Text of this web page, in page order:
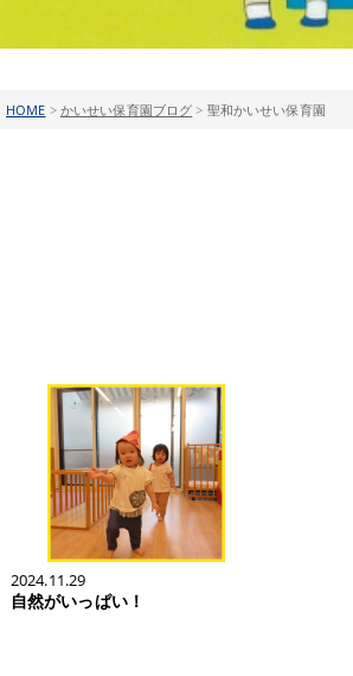
HOME > かいせい保育園ブログ > 聖和かいせい保育園
2024.11.29
自然がいっぱい！